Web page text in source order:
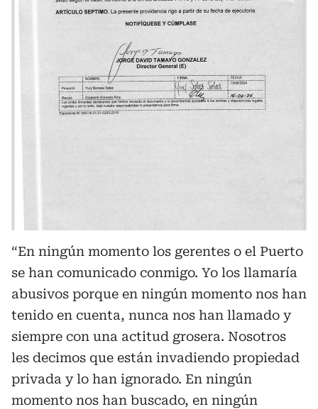
“En ningún momento los gerentes o el Puerto
se han comunicado conmigo. Yo los llamaría
abusivos porque en ningún momento nos han
tenido en cuenta, nunca nos han llamado y
siempre con una actitud grosera. Nosotros
les decimos que están invadiendo propiedad
privada y lo han ignorado. En ningún
momento nos han buscado, en ningún